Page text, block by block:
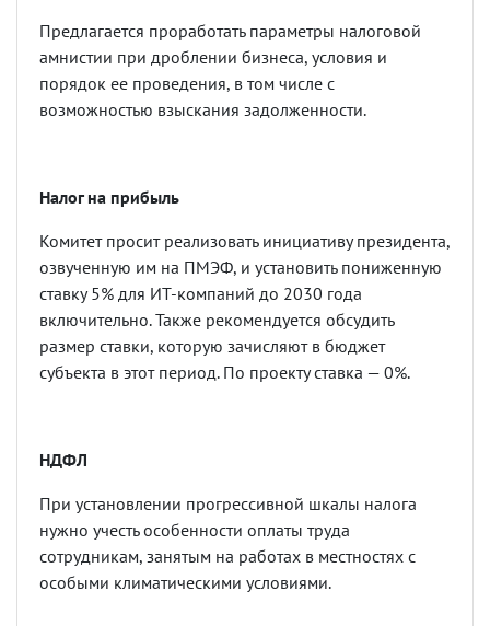
Предлагается проработать параметры налоговой
амнистии при дроблении бизнеса, условия и
порядок ее проведения, в том числе с
возможностью взыскания задолженности.
Налог на прибыль
Комитет просит реализовать инициативу президента,
озвученную им на ПМЭФ, и установить пониженную
ставку 5% для ИТ-компаний до 2030 года
включительно. Также рекомендуется обсудить
размер ставки, которую зачисляют в бюджет
субъекта в этот период. По проекту ставка — 0%.
НДФЛ
При установлении прогрессивной шкалы налога
нужно учесть особенности оплаты труда
сотрудникам, занятым на работах в местностях с
особыми климатическими условиями.